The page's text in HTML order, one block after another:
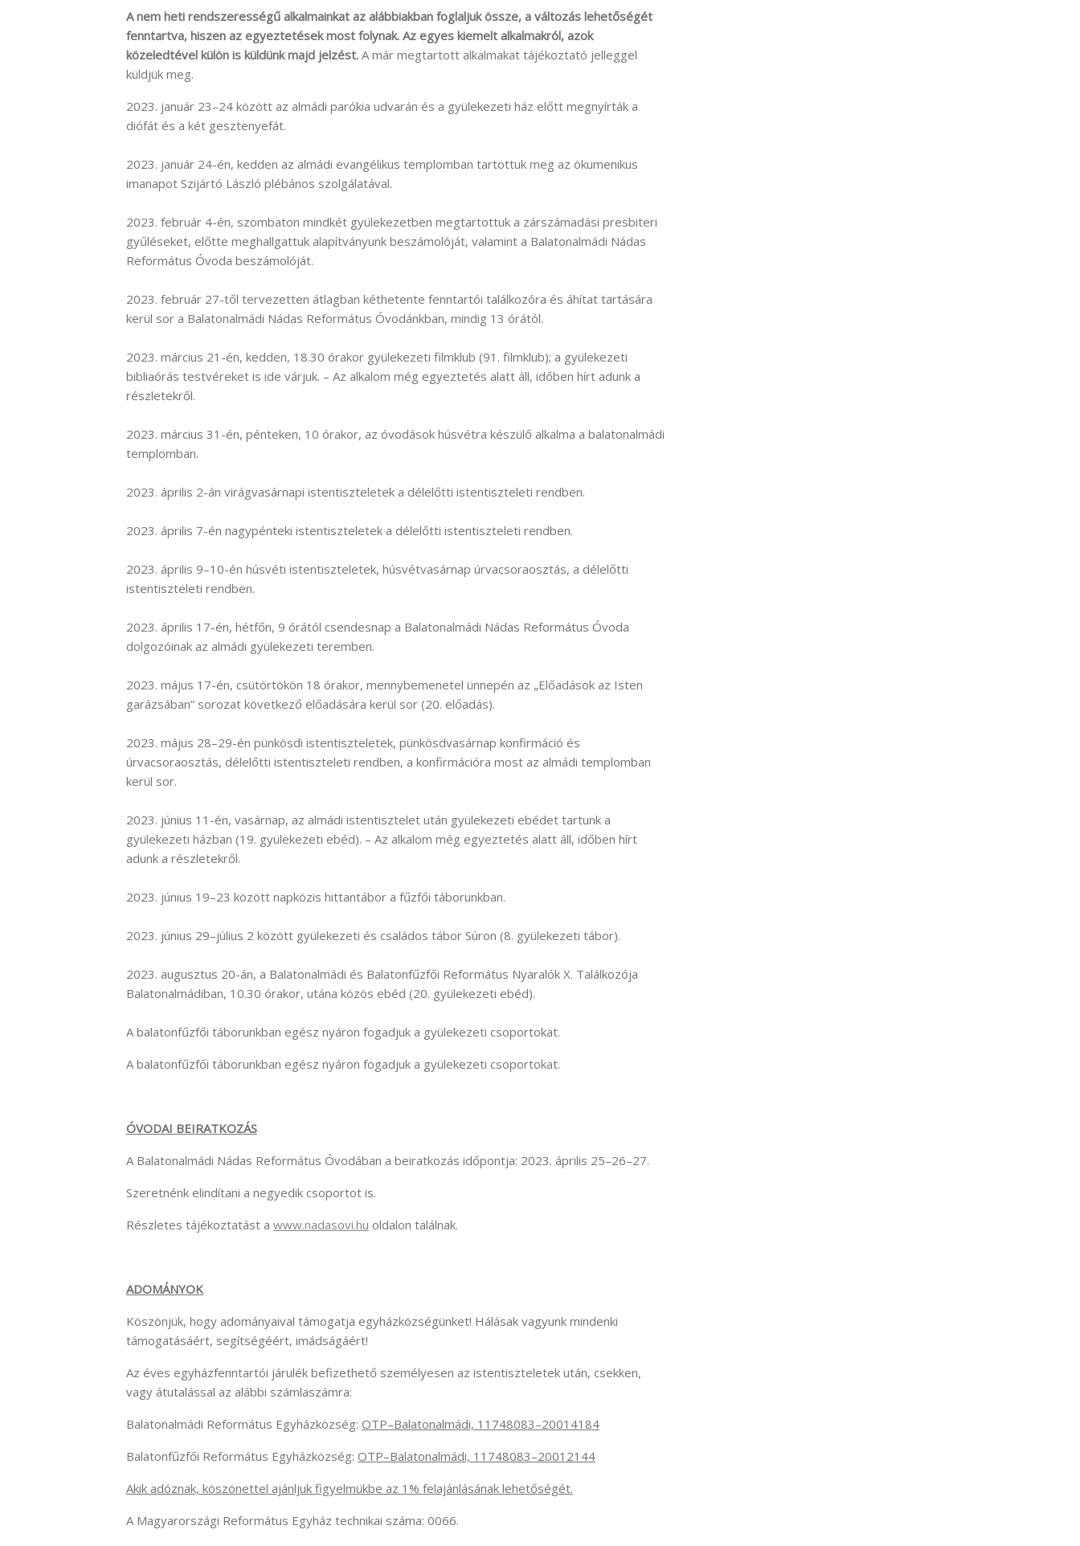
A nem heti rendszerességű alkalmainkat az alábbiakban foglaljuk össze, a változás lehetőségét
fenntartva, hiszen az egyeztetések most folynak. Az egyes kiemelt alkalmakról, azok
közeledtével külön is küldünk majd jelzést. A már megtartott alkalmakat tájékoztató jelleggel
küldjük meg.
2023. január 23–24 között az almádi parókia udvarán és a gyülekezeti ház előtt megnyírták a
diófát és a két gesztenyefát.
2023. január 24-én, kedden az almádi evangélikus templomban tartottuk meg az ökumenikus
imanapot Szijártó László plébános szolgálatával.
2023. február 4-én, szombaton mindkét gyülekezetben megtartottuk a zárszámadási presbiteri
gyűléseket, előtte meghallgattuk alapítványunk beszámolóját, valamint a Balatonalmádi Nádas
Református Óvoda beszámolóját.
2023. február 27-től tervezetten átlagban kéthetente fenntartói találkozóra és áhítat tartására
kerül sor a Balatonalmádi Nádas Református Óvodánkban, mindig 13 órától.
2023. március 21-én, kedden, 18.30 órakor gyülekezeti filmklub (91. filmklub); a gyülekezeti
bibliaórás testvéreket is ide várjuk. – Az alkalom még egyeztetés alatt áll, időben hírt adunk a
részletekről.
2023. március 31-én, pénteken, 10 órakor, az óvodások húsvétra készülő alkalma a balatonalmádi
templomban.
2023. április 2-án virágvasárnapi istentiszteletek a délelőtti istentiszteleti rendben.
2023. április 7-én nagypénteki istentiszteletek a délelőtti istentiszteleti rendben.
2023. április 9–10-én húsvéti istentiszteletek, húsvétvasárnap úrvacsoraosztás, a délelőtti
istentiszteleti rendben.
2023. április 17-én, hétfőn, 9 órától csendesnap a Balatonalmádi Nádas Református Óvoda
dolgozóinak az almádi gyülekezeti teremben.
2023. május 17-én, csütörtökön 18 órakor, mennybemenetel ünnepén az „Előadások az Isten
garázsában” sorozat következő előadására kerül sor (20. előadás).
2023. május 28–29-én pünkösdi istentiszteletek, pünkösdvasárnap konfirmáció és
úrvacsoraosztás, délelőtti istentiszteleti rendben, a konfirmációra most az almádi templomban
kerül sor.
2023. június 11-én, vasárnap, az almádi istentisztelet után gyülekezeti ebédet tartunk a
gyülekezeti házban (19. gyülekezeti ebéd). – Az alkalom még egyeztetés alatt áll, időben hírt
adunk a részletekről.
2023. június 19–23 között napközis hittantábor a fűzfői táborunkban.
2023. június 29–július 2 között gyülekezeti és családos tábor Súron (8. gyülekezeti tábor).
2023. augusztus 20-án, a Balatonalmádi és Balatonfűzfői Református Nyaralók X. Találkozója
Balatonalmádiban, 10.30 órakor, utána közös ebéd (20. gyülekezeti ebéd).
A balatonfűzfői táborunkban egész nyáron fogadjuk a gyülekezeti csoportokat.
A balatonfűzfői táborunkban egész nyáron fogadjuk a gyülekezeti csoportokat.
ÓVODAI BEIRATKOZÁS
A Balatonalmádi Nádas Református Óvodában a beiratkozás időpontja: 2023. április 25–26–27.
Szeretnénk elindítani a negyedik csoportot is.
Részletes tájékoztatást a www.nadasovi.hu oldalon találnak.
ADOMÁNYOK
Köszönjük, hogy adományaival támogatja egyházközségünket! Hálásak vagyunk mindenki
támogatásáért, segítségéért, imádságáért!
Az éves egyházfenntartói járulék befizethető személyesen az istentiszteletek után, csekken,
vagy átutalással az alábbi számlaszámra:
Balatonalmádi Református Egyházközség: OTP–Balatonalmádi, 11748083–20014184
Balatonfűzfői Református Egyházközség: OTP–Balatonalmádi, 11748083–20012144
Akik adóznak, köszönettel ajánljuk figyelmükbe az 1% felajánlásának lehetőségét.
A Magyarországi Református Egyház technikai száma: 0066.